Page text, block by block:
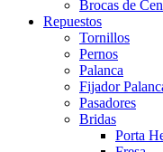
Brocas de
Repuestos
Tornillos
Pernos
Palanca
Fijador
Pasadores
Bridas
Porta